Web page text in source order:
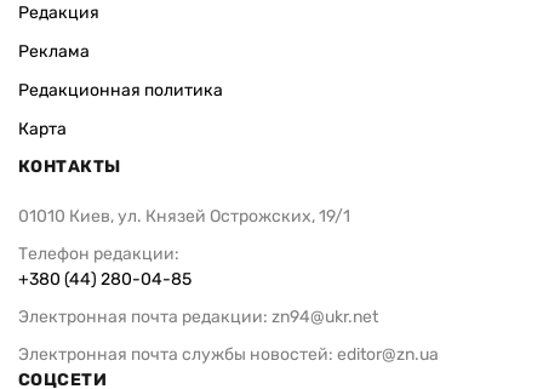
Редакция
Реклама
Редакционная политика
Карта
КОНТАКТЫ
01010 Киев, ул. Князей Острожских, 19/1
Телефон редакции:
+380 (44) 280-04-85
Электронная почта редакции: zn94@ukr.net
Электронная почта службы новостей: editor@zn.ua
СОЦСЕТИ